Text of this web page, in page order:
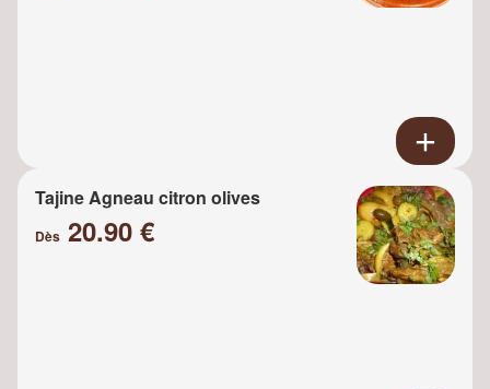
Tajine Agneau citron olives
Dès 20.90 €